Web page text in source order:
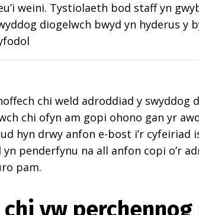
weini. Tystiolaeth bod staff yn
diogelwch bwyd yn hyderus y
chi weld adroddiad y swyddog
chi ofyn am gopi ohono gan yr
hyn drwy anfon e-bost i’r cyfeiriad
yn penderfynu na all anfon copi o’r
pam.
chi yw